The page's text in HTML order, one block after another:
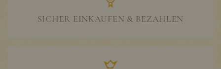
SICHER EINKAUFEN & BEZAHLEN